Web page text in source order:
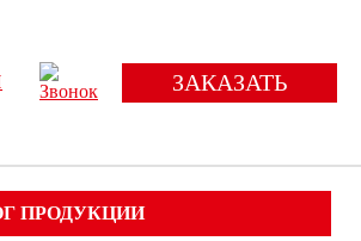
ЗАКАЗАТЬ
ПРОДУКЦИИ